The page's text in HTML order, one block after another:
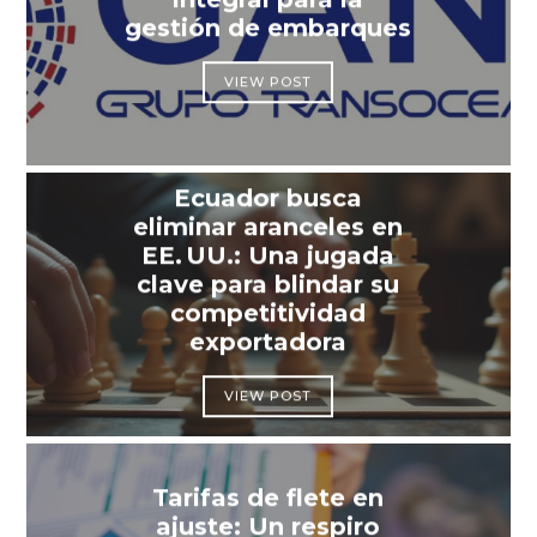
gestión de embarques
VIEW POST
Ecuador busca
eliminar aranceles en
EE. UU.: Una jugada
clave para blindar su
competitividad
exportadora
VIEW POST
Tarifas de flete en
ajuste: Un respiro